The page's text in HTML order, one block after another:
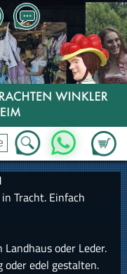
Zum
WhatsApp
Tracht. Einfach
oder Leder.
edel gestalten.